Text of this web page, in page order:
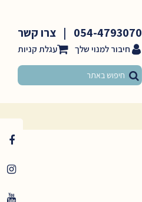
054-4793070
| צרו קשר
חיבור למנוי שלך